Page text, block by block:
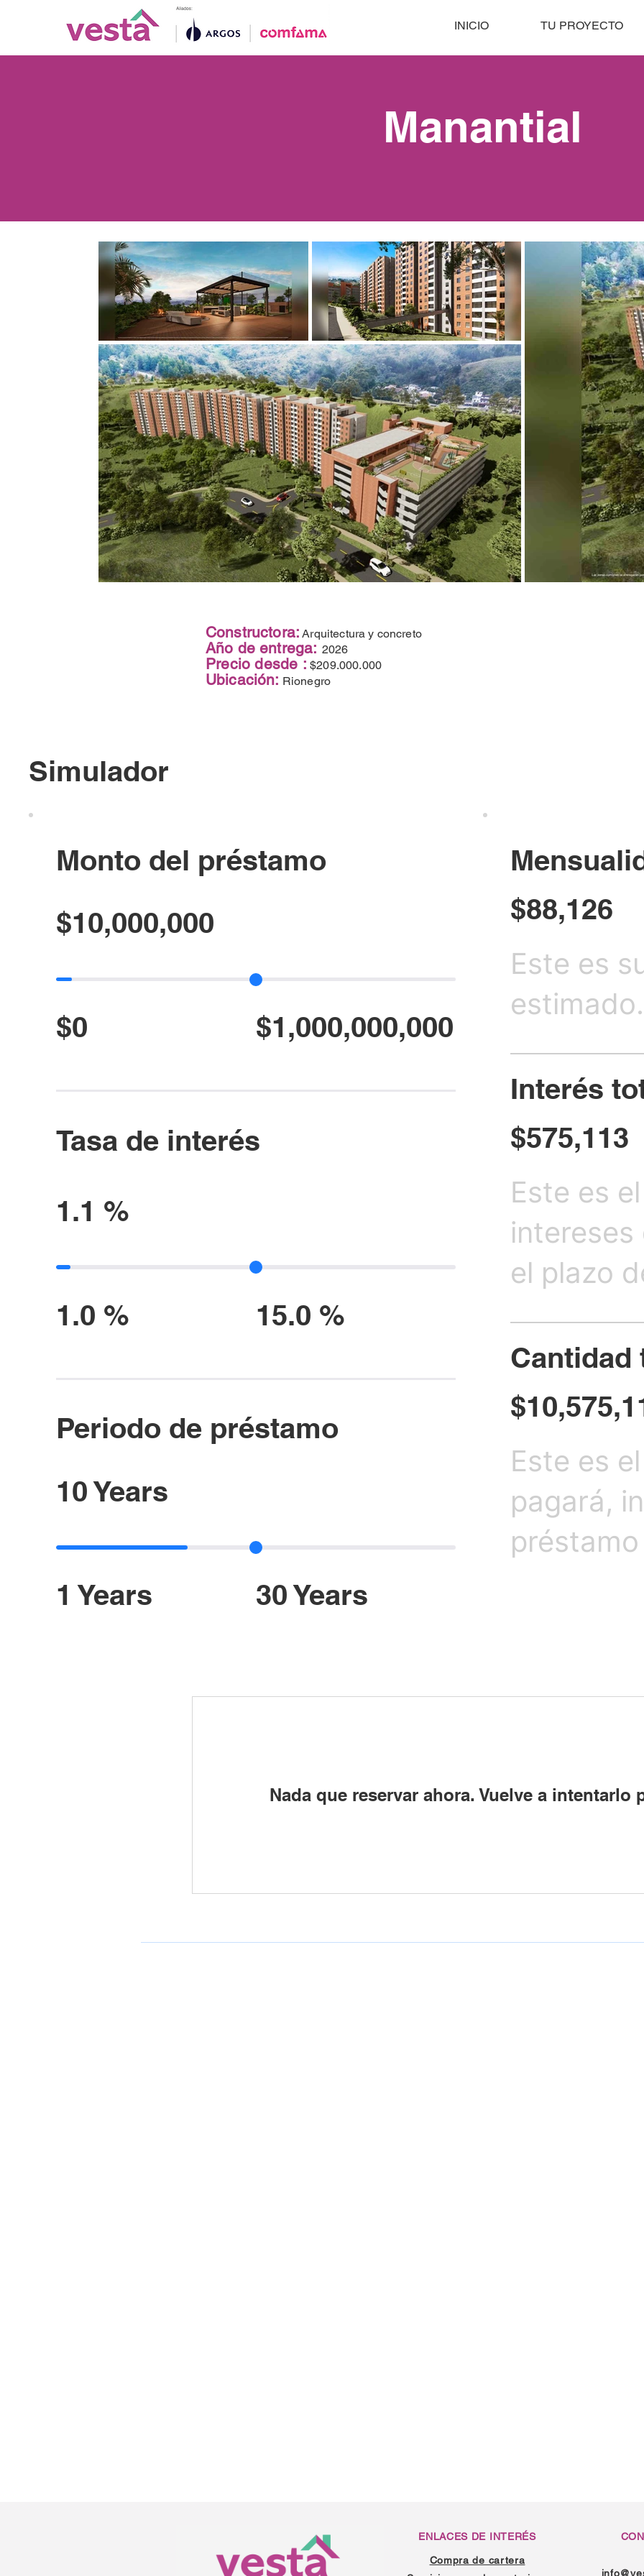
INICIO TU PROYECTO
Manantial
Constructora: Arquitectura y concreto
Año de entrega: 2026
Precio desde : $209.000.000
Ubicación: Rionegro
Simulador
Monto del préstamo
$0 $1,000,000,000
$10,000,000
Tasa de interés
1.1 %
1.0 % 15.0 %
Periodo de préstamo
10 Years
1 Years 30 Years
$88,126
Este es
estimado.
Interés
$575,113
Este es
intereses
el plazo
Cantidad
Este es
pagará,
Nada que reservar ahora. Vuelve a intentarlo
ENLACES DE INTERÉS
Compra de cartera